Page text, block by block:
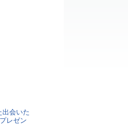
出会いた
レゼン